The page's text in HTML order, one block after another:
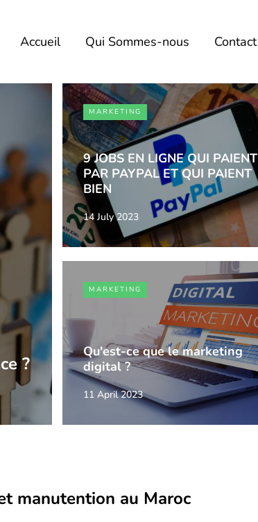
Accueil Qui Sommes-nous Contact
?
MARKETING
9 JOBS EN LIGNE QUI PAIENT
PAR PAYPAL ET QUI PAIENT
BIEN
14 July 2023
MARKETING
Qu'est-ce que le marketing
digital ?
11 April 2023
manutention au Maroc